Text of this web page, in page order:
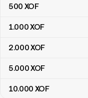
500 XOF
1.000XOF
2.000XOF
5.000XOF
10.000 XOF